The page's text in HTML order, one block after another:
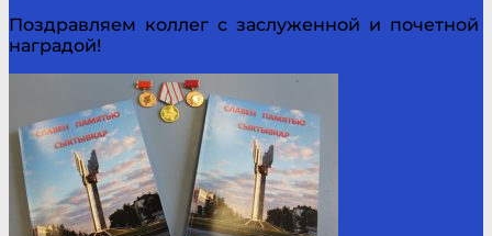
Поздравляем коллег с заслуженной и почетной
наградой!